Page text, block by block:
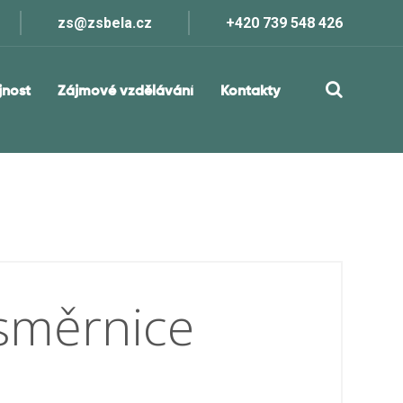
zs@zsbela.cz +420 739 548 426
Zájmové vzdělávání Kontakty